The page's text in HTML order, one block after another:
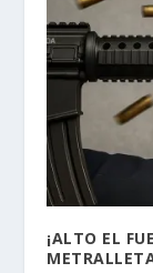
¡ALTO EL